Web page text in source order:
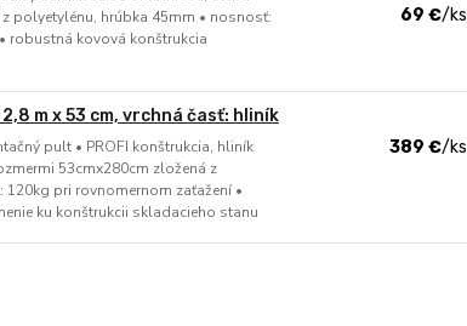
polyetylénu, hrúbka 45mm • nosnosť:
robustná kovová konštrukcia
69 €/ks
m x 53 cm, vrchná časť: hliník
pult • PROFI konštrukcia, hliník
53cmx280cm zložená z
pri rovnomernom zaťažení •
ku konštrukcii skladacieho stanu
389 €/ks